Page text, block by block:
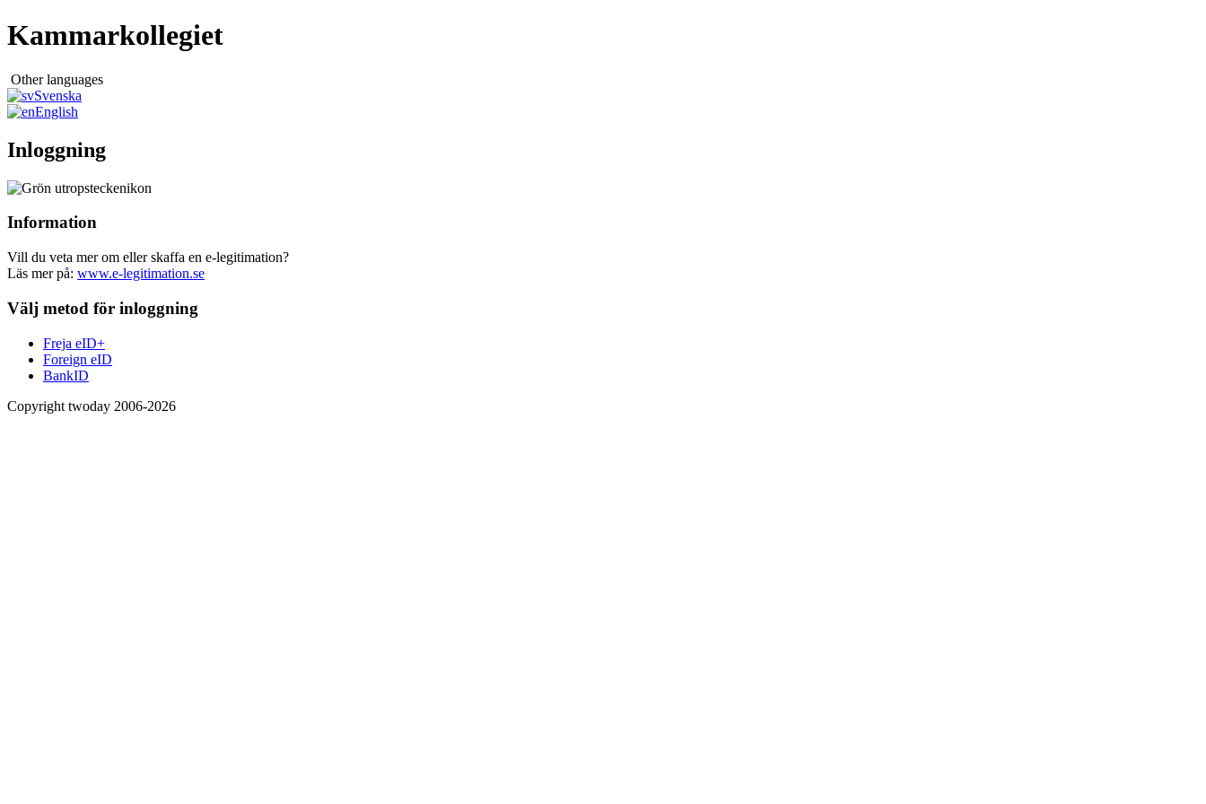
Kammarkollegiet
Other languages
Svenska
English
Inloggning
Information
Vill du veta mer om eller skaffa en e-legitimation?
Läs mer på: www.e-legitimation.se
Välj metod för inloggning
Freja eID+
Foreign eID
BankID
Copyright twoday 2006-2026